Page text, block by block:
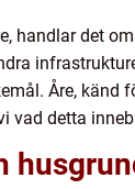
handlar det
Åre, känd
vad detta